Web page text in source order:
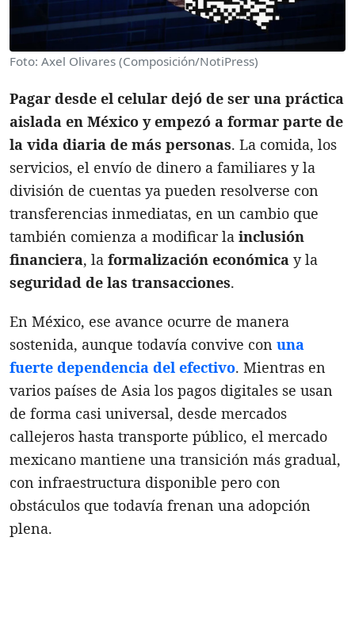
Foto: Axel Olivares (Composición/NotiPress)
Pagar desde el celular dejó de ser una práctica
aislada en México y empezó a formar parte de
la vida diaria de más personas. La comida, los
servicios, el envío de dinero a familiares y la
división de cuentas ya pueden resolverse con
transferencias inmediatas, en un cambio que
también comienza a modificar la inclusión
financiera, la formalización económica y la
seguridad de las transacciones.
En México, ese avance ocurre de manera
sostenida, aunque todavía convive con una
fuerte dependencia del efectivo. Mientras en
varios países de Asia los pagos digitales se usan
de forma casi universal, desde mercados
callejeros hasta transporte público, el mercado
mexicano mantiene una transición más gradual,
con infraestructura disponible pero con
obstáculos que todavía frenan una adopción
plena.